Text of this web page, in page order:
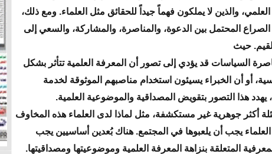
العلمي، والذين لا يملكون فهماً جيداً للحقائق مثل العلماء. ومع ذلك،
المحتمل بين الدعوة، والمناصرة، والمشاركة، والسعي إلى
حيث
السياسات قد يؤدي إلى تصور أن المعرفة العلمية تتأثر بشكل
أو أن الخبراء يسيئون استخدام مناصبهم الموثوقة لخدمة
يهدد هذا التصور بتقويض المصداقية والموضوعية العلمية.
أكثر جوهرية غير مستكشفة، مثل لماذا لدى العلماء هذه المخاوف
العلماء يجب أن يلعبوها في المجتمع. هناك بُعدين أساسيين يجب
المتعلقة بنزاهة المعرفة العلمية وموضوعيتها ومصداقيتها.